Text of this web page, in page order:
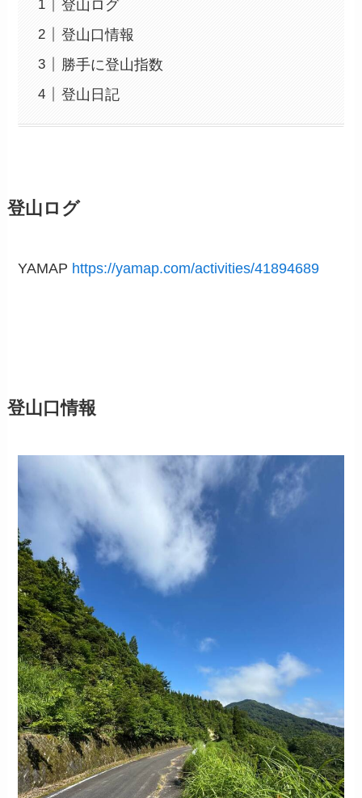
登山ログ
登山口情報
勝手に登山指数
登山日記
登山ログ
YAMAP https://yamap.com/activities/41894689
登山口情報